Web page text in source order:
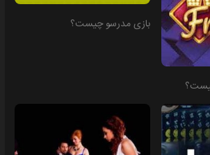
بازی مدرسو چیست؟